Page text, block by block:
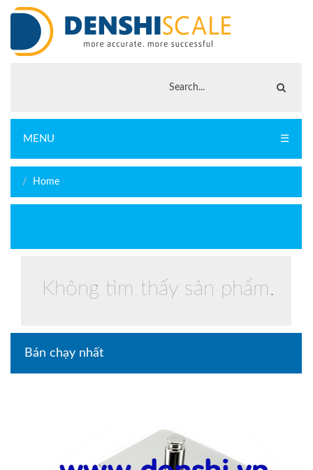
MENU ☰
Home
Không tìm thấy sản phẩm.
Bán chạy nhất